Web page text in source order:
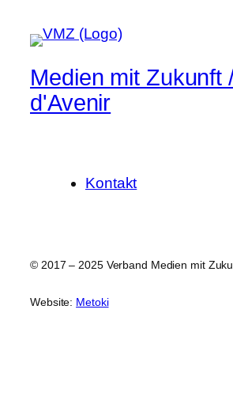
Medien mit Zukunft
d'Avenir
Kontakt
© 2017 – 2025 Verband Medien mit
Website: Metoki